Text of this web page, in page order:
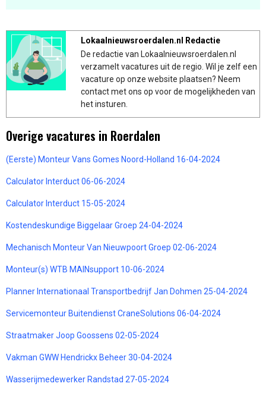
Lokaalnieuwsroerdalen.nl Redactie
De redactie van Lokaalnieuwsroerdalen.nl
verzamelt vacatures uit de regio. Wil je zelf een
vacature op onze website plaatsen? Neem
contact met ons op voor de mogelijkheden van
het insturen.
Overige vacatures in Roerdalen
(Eerste) Monteur Vans Gomes Noord-Holland 16-04-2024
Calculator Interduct 06-06-2024
Calculator Interduct 15-05-2024
Kostendeskundige Biggelaar Groep 24-04-2024
Mechanisch Monteur Van Nieuwpoort Groep 02-06-2024
Monteur(s) WTB MAINsupport 10-06-2024
Planner Internationaal Transportbedrijf Jan Dohmen 25-04-2024
Servicemonteur Buitendienst CraneSolutions 06-04-2024
Straatmaker Joop Goossens 02-05-2024
Vakman GWW Hendrickx Beheer 30-04-2024
Wasserijmedewerker Randstad 27-05-2024